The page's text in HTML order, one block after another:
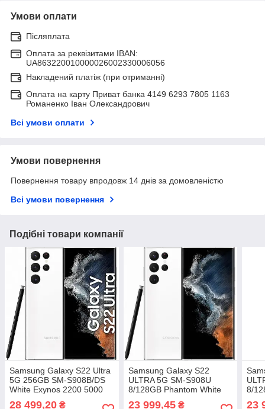
Умови оплати
Післяплата
Оплата за реквізитами IBAN:
UA863220010000026002330006056
Накладений платіж (при отриманні)
Оплата на карту Приват банка 4149 6293 7805 1163
Романенко Іван Олександрович
Всі умови оплати
Умови повернення
Повернення товару впродовж 14 днів за домовленістю
Всі умови повернення
Подібні товари компанії
Samsung Galaxy S22 Ultra
5G 256GB SM-S908B/DS
White Exynos 2200 5000
мАг
28 499,20 ₴
Samsung Galaxy S22
ULTRA 5G SM-S908U
8/128GB Phantom White
Snapdragon 8 Gen 1 5000
23 999,45₴
8/
23